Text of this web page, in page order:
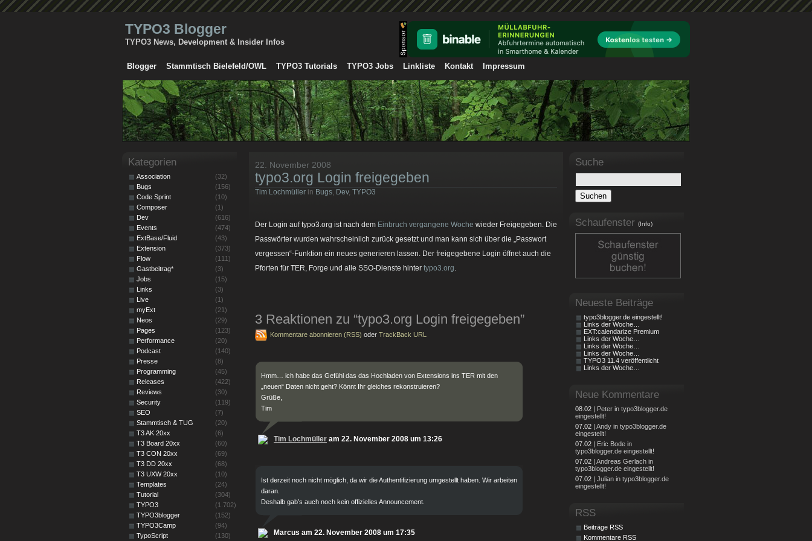
TYPO3 Blogger
TYPO3 News, Development & Insider Infos
Blogger Stammtisch Bielefeld/OWL TYPO3 Tutorials TYPO3 Jobs Linkliste Kontakt Impressum
22. November 2008
typo3.org Login freigegeben
Tim Lochmüller in Bugs, Dev, TYPO3
Der Login auf typo3.org ist nach dem Einbruch vergangene Woche wieder Freigegeben. Die
Passwörter wurden wahrscheinlich zurück gesetzt und man kann sich über die „Passwort
vergessen“-Funktion ein neues generieren lassen. Der freigegebene Login öffnet auch die
Pforten für TER, Forge und alle SSO-Dienste hinter typo3.org.
3 Reaktionen zu “typo3.org Login freigegeben”
Kommentare abonnieren (RSS) oder TrackBack URL
Hmm… ich habe das Gefühl das das Hochladen von Extensions ins TER mit den
„neuen“ Daten nicht geht? Könnt Ihr gleiches rekonstruieren?
Grüße,
Tim
Tim Lochmüller am 22. November 2008 um 13:26
Ist derzeit noch nicht möglich, da wir die Authentifizierung umgestellt haben. Wir arbeiten
daran.
Deshalb gab’s auch noch kein offizielles Announcement.
Marcus am 22. November 2008 um 17:35
Suche
Schaufenster (Info)
Neueste Beiträge
typo3blogger.de eingestellt!
Links der Woche…
EXT:calendarize Premium
Links der Woche…
Links der Woche…
Links der Woche…
TYPO3 11.4 veröffentlicht
Links der Woche…
Neue Kommentare
08.02 | Peter in typo3blogger.de
eingestellt!
07.02 | Andy in typo3blogger.de
eingestellt!
07.02 | Eric Bode in
typo3blogger.de eingestellt!
07.02 | Andreas Gerlach in
typo3blogger.de eingestellt!
07.02 | Julian in typo3blogger.de
eingestellt!
RSS
Beiträge RSS
Kommentare RSS
Kategorien
Association
(32)
Bugs
(156)
Code Sprint
(10)
Composer
(1)
Dev
(616)
Events
(474)
ExtBase/Fluid
(43)
Extension
(373)
Flow
(111)
Gastbeitrag*
(3)
Jobs
(15)
Links
(3)
Live
(1)
myExt
(21)
Neos
(29)
Pages
(123)
Performance
(20)
Podcast
(140)
Presse
(8)
Programming
(45)
Releases
(422)
Reviews
(30)
Security
(119)
SEO
(7)
Stammtisch & TUG
(20)
T3 AK 20xx
(6)
T3 Board 20xx
(60)
T3 CON 20xx
(69)
T3 DD 20xx
(68)
T3 UXW 20xx
(10)
Templates
(24)
Tutorial
(304)
TYPO3
(1.702)
TYPO3blogger
(152)
TYPO3Camp
(94)
TypoScript
(130)